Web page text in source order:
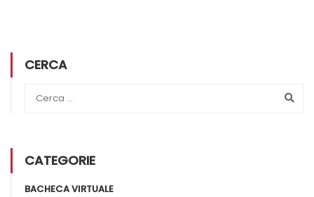
CERCA
CATEGORIE
BACHECA VIRTUALE